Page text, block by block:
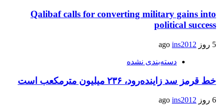
Qalibaf calls for converting military gains into
political success
5 روز ago ins2012
دسته‌بندی نشده
خط قرمز سد زاینده‌رود، ۲۳۶ میلیون مترمکعب است
6 روز ago ins2012